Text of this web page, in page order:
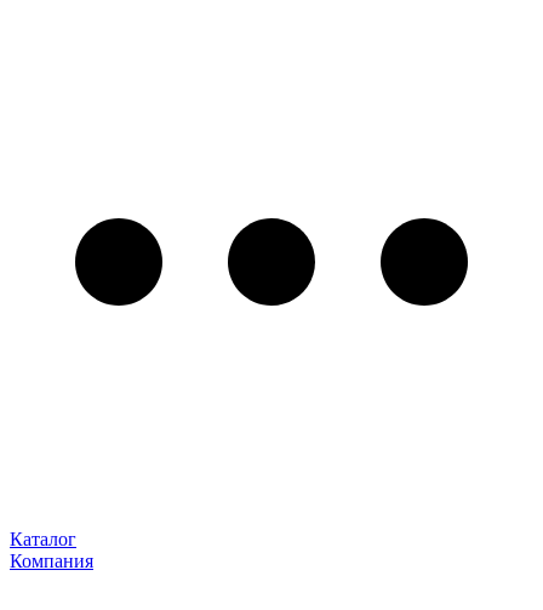
Каталог
Компания